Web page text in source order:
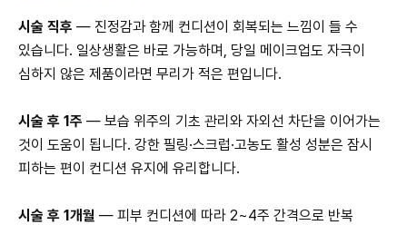
시술 직후 — 진정감과 함께 컨디션이 회복되는 느낌이 들 수
있습니다. 일상생활은 바로 가능하며, 당일 메이크업도 자극이
심하지 않은 제품이라면 무리가 적은 편입니다.
시술 후 1주 — 보습 위주의 기초 관리와 자외선 차단을 이어가는
것이 도움이 됩니다. 강한 필링·스크럽·고농도 활성 성분은 잠시
피하는 편이 컨디션 유지에 유리합니다.
시술 후 1개월 — 피부 컨디션에 따라 2~4주 간격으로 반복